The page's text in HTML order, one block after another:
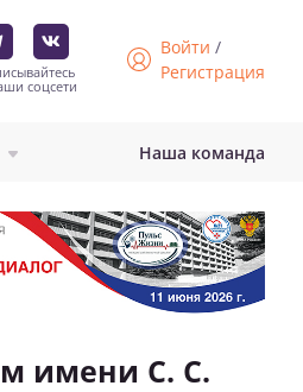
соцсети
Войти /
Регистрация
Наша команда
имени С. С.